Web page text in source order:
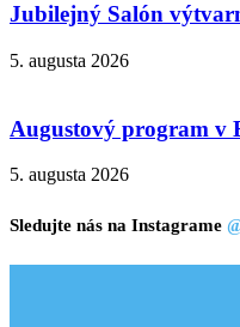
Jubilejný Salón
5. augusta 2026
Augustový program v
5. augusta 2026
Sledujte nás na Instagrame